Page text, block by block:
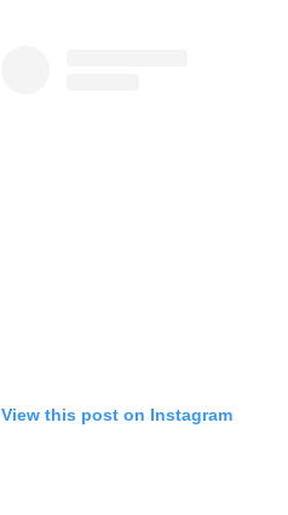
View this post on Instagram